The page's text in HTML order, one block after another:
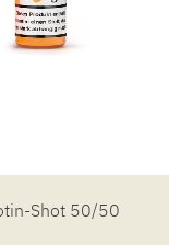
Shot 50/50